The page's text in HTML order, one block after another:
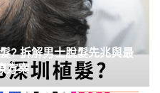
? 拆解男士脫髮先兆與最
方案